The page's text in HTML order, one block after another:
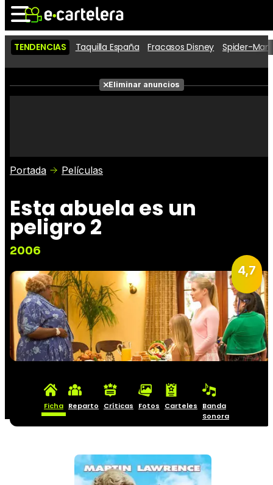
Noticias
Cartelera
Críticas
TENDENCIAS Taquilla España Fracasos Disney Spider-
Eliminar anuncios
Portada Películas
Esta abuela es un
peligro 2
2006
4,7
Ficha Reparto Críticas Fotos Carteles
Banda
Sonora